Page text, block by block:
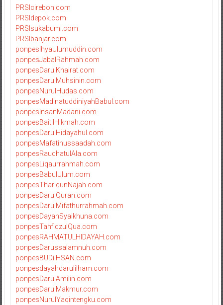
PRSIcirebon.com
PRSIdepok.com
PRSIsukabumi.com
PRSIbanjar.com
ponpesIhyaUlumuddin.com
ponpesJabalRahmah.com
ponpesDarulKhairat.com
ponpesDarulMuhsinin.com
ponpesNurulHudas.com
ponpesMadinatuddiniyahBabul.com
ponpesInsanMadani.com
ponpesBaitilHikmah.com
ponpesDarulHidayahul.com
ponpesMafatihussaadah.com
ponpesRaudhatulAla.com
ponpesLiqaurrahmah.com
ponpesBabulUlum.com
ponpesThariqunNajah.com
ponpesDarulQuran.com
ponpesDarulMifathurrahmah.com
ponpesDayahSyaikhuna.com
ponpesTahfidzulQua.com
ponpesRAHMATULHIDAYAH.com
ponpesDarussalamnuh.com
ponpesBUDiIHSAN.com
ponpesdayahdarulilham.com
ponpesDarulAmilin.com
ponpesDarulMakmur.com
ponpesNurulYaqintengku.com